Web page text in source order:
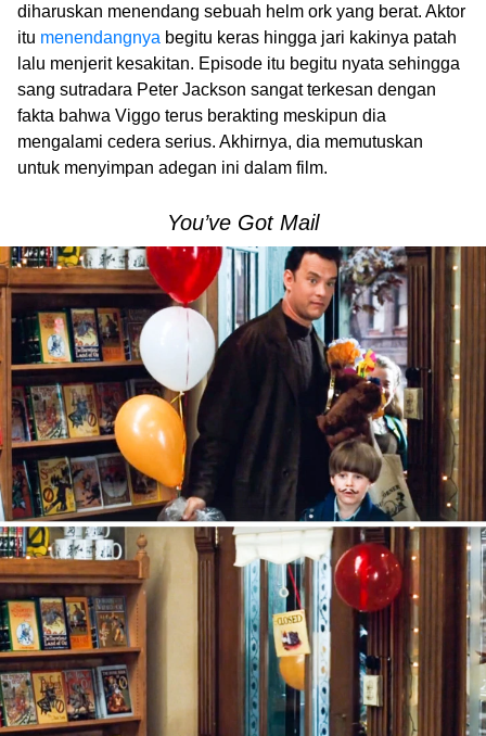
diharuskan menendang sebuah helm ork yang berat. Aktor
itu menendangnya begitu keras hingga jari kakinya patah
lalu menjerit kesakitan. Episode itu begitu nyata sehingga
sang sutradara Peter Jackson sangat terkesan dengan
fakta bahwa Viggo terus berakting meskipun dia
mengalami cedera serius. Akhirnya, dia memutuskan
untuk menyimpan adegan ini dalam film.
You’ve Got Mail